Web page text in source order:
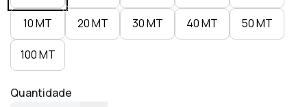
10 MT 20 MT 30 MT 40 MT 50 MT
100 MT
Quantidade